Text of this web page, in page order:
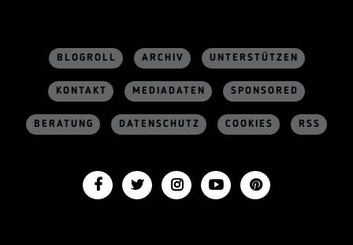
BLOGROLL ARCHIV UNTERSTÜTZEN
KONTAKT MEDIADATEN SPONSORED
BERATUNG DATENSCHUTZ COOKIES RSS